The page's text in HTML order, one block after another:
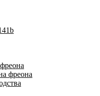
фреона